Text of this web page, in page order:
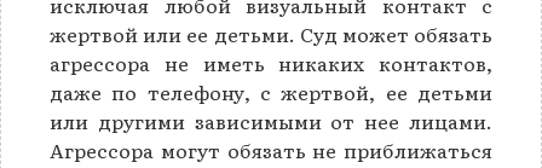
жертвой или ее детьми. Суд может обязать
агрессора не иметь никаких контактов,
даже по телефону, с жертвой, ее детьми
или другими зависимыми от нее лицами.
Агрессора могут обязать не приближаться